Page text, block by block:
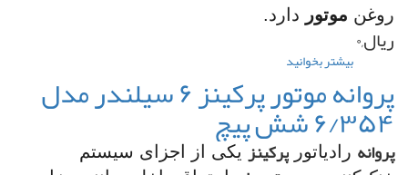
روغن موتور دارد.
ریال,۰
بیشتر بخوانید
سوپاپ
موتور
تلک
K4100
(
پروانه موتور پرکینز ۶ سیلندر مدل
۶/۳۵۴ شش پیچ
پروانه رادیاتور پرکینز یکی از اجزای سیستم